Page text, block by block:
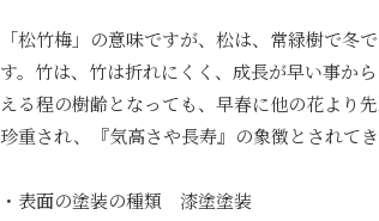
「松竹梅」の意味ですが、松は、常緑樹で冬
す。竹は、竹は折れにくく、成長が早い事か
える程の樹齢となっても、早春に他の花より
珍重され、『気高さや長寿』の象徴とされてき
・表面の塗装の種類 漆塗塗装